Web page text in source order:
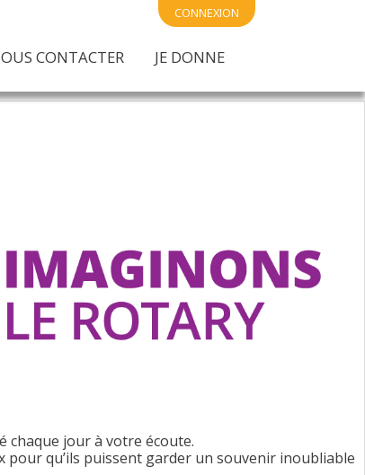
CONNEXION
CONTACTER JE DONNE
chaque jour à votre écoute.
pour qu’ils puissent garder un souvenir inoubliable